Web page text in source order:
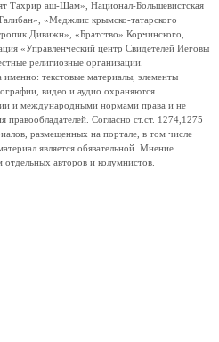
Тахрир аш-Шам», Национал-Большевистская
«Меджлис крымско-татарского
Дивижн», «Братство» Корчинского,
«Управленческий центр Свидетелей Иеговы
религиозные организации.
текстовые материалы, элементы
видео и аудио охраняются
и международными нормами права и не
правообладателей. Согласно ст.ст. 1274,1275
размещенных на портале, в том числе
является обязательной. Мнение
авторов и колумнистов.